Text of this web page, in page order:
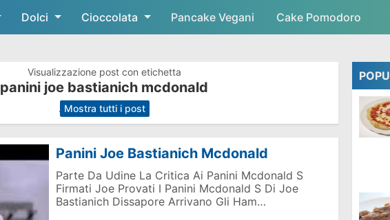
Skip to main content
Dolci Cioccolata Pancake Vegani Cake Pomodoro
Visualizzazione post con etichetta
panini joe bastianich mcdonald
. Mostra tutti i post
Panini Joe Bastianich Mcdonald
Parte Da Udine La Critica Ai Panini Mcdonald S
Firmati Joe Provati I Panini Mcdonald S Di Joe
Bastianich Dissapore Arrivano Gli Ham…